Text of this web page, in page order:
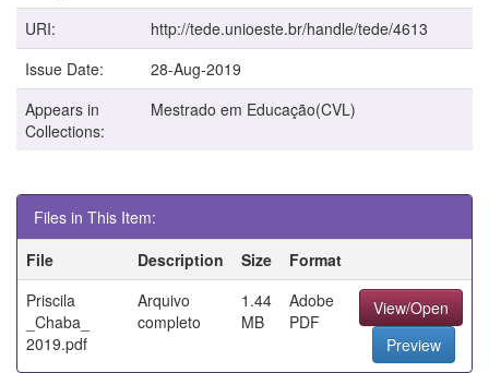
URI:
http://tede.unioeste.br/handle/tede/4613
Issue Date:
28-Aug-2019
Appears in
Collections:
Mestrado em Educação(CVL)
Files in This Item:
File
Description Size
Format
Priscila
_Chaba_
2019.pdf
Arquivo
completo
1.44
MB
Adobe
PDF
View/Open
Preview